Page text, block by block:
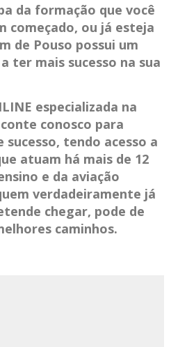
da formação que você
começado, ou já esteja
de Pouso possui um
ter mais sucesso na sua
especializada na
conosco para
tendo acesso a
atuam há mais de 12
e da aviação
verdadeiramente já
chegar, pode de
caminhos.